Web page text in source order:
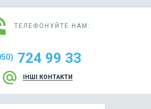
ТЕЛЕФОНУЙТЕ НАМ:
724 99 33
alternate_email ІНШІ КОНТАКТИ